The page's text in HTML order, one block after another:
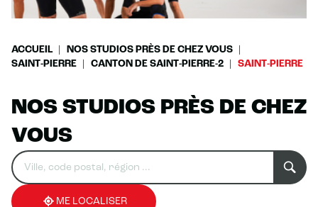
ACCUEIL
NOS STUDIOS PRÈS DE CHEZ VOUS
SAINT-PIERRE
CANTON DE SAINT-PIERRE-2 SAINT-PIERRE
NOS STUDIOS PRÈS DE CHEZ
VOUS
Rechercher
un
établissement
Veuillez
renseigner
une
adresse
0
résultat(s)
trouvé(s)
ME LOCALISER